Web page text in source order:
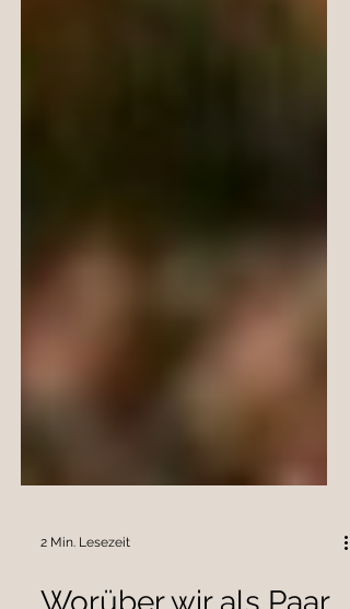
2 Min. Lesezeit